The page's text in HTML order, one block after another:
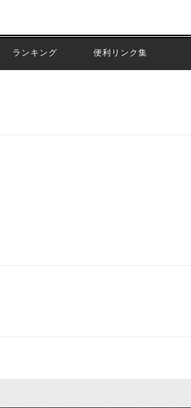
ランキング 便利リンク集